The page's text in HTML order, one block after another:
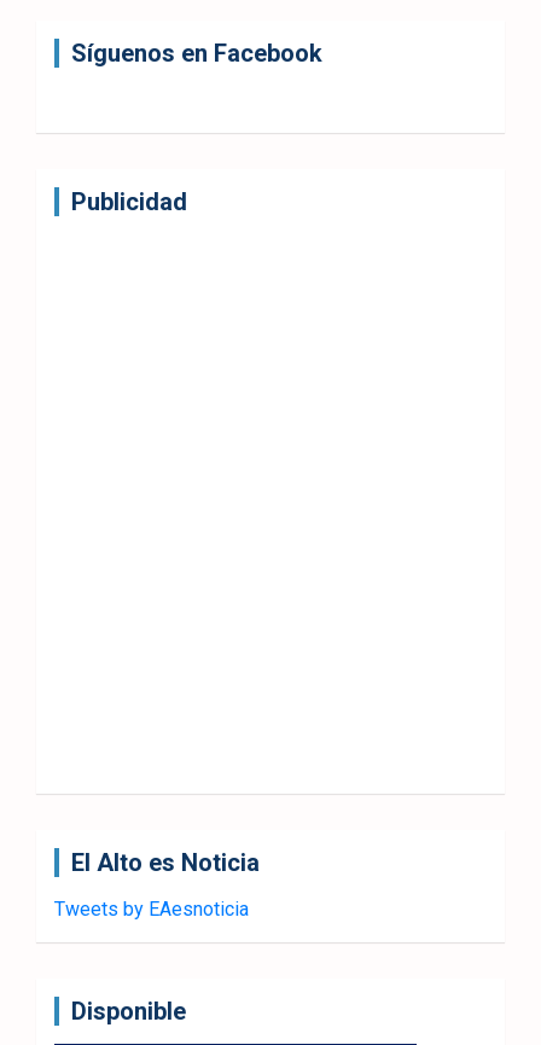
Síguenos en Facebook
Publicidad
El Alto es Noticia
Tweets by EAesnoticia
Disponible